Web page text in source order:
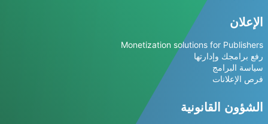
الإعلان
Monetization solutions for Publishers
رفع برامجك وإدارتها
سياسة البرامج
فرص الإعلانات
الشؤون القانونية